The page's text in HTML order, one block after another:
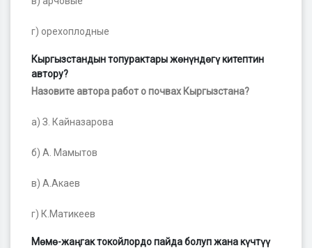
г) орехоплодные
Кыргызстандын топурактары жөнүндөгү китептин
автору?
Назовите автора работ о почвах Кыргызстана?
а) З. Кайназарова
б) А. Мамытов
в) А.Акаев
г) К.Матикеев
Мөмө-жаңгак токойлордо пайда болуп жана күчтүү